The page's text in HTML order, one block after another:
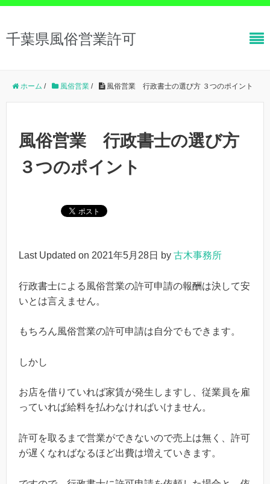
千葉県風俗営業許可
ホーム / 風俗営業 / 風俗営業 行政書士の選び方 ３つのポイント
風俗営業 行政書士の選び方
３つのポイント
Last Updated on 2021年5月28日 by 古木事務所
行政書士による風俗営業の許可申請の報酬は決して安
いとは言えません。
もちろん風俗営業の許可申請は自分でもできます。
しかし
お店を借りていれば家賃が発生しますし、従業員を雇
っていれば給料を払わなければいけません。
許可を取るまで営業ができないので売上は無く、許可
が遅くなればなるほど出費は増えていきます。